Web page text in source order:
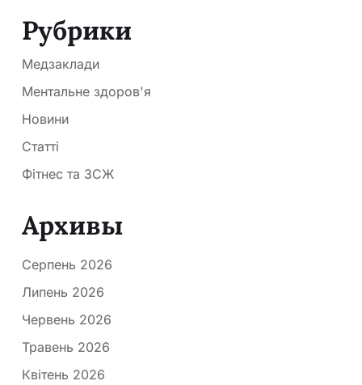
Рубрики
Медзаклади
Ментальне здоров'я
Новини
Статті
Фітнес та ЗСЖ
Архивы
Серпень 2026
Липень 2026
Червень 2026
Травень 2026
Квітень 2026